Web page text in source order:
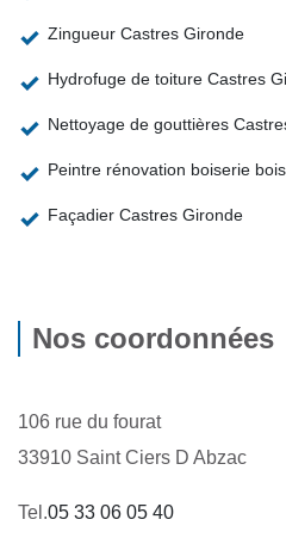
Zingueur Castres Gironde
Hydrofuge de toiture Castres
Nettoyage de gouttières
Peintre rénovation boiserie
Façadier Castres Gironde
Nos coordonnées
106 rue du fourat
33910 Saint Ciers D Abzac
Tel.05 33 06 05 40